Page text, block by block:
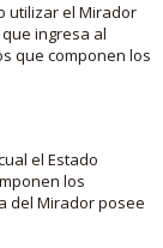
utilizar el Mirador
ingresa al
que componen los
el Estado
los
del Mirador posee